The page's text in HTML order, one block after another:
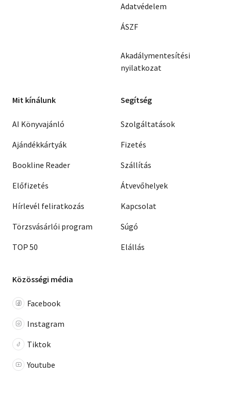
Adatvédelem
ÁSZF
Akadálymentesítési
nyilatkozat
Mit kínálunk
AI Könyvajánló
Ajándékkártyák
Bookline Reader
Előfizetés
Hírlevél feliratkozás
Törzsvásárlói program
TOP 50
Segítség
Szolgáltatások
Fizetés
Szállítás
Átvevőhelyek
Kapcsolat
Súgó
Elállás
Közösségi média
Facebook
Instagram
Tiktok
Youtube